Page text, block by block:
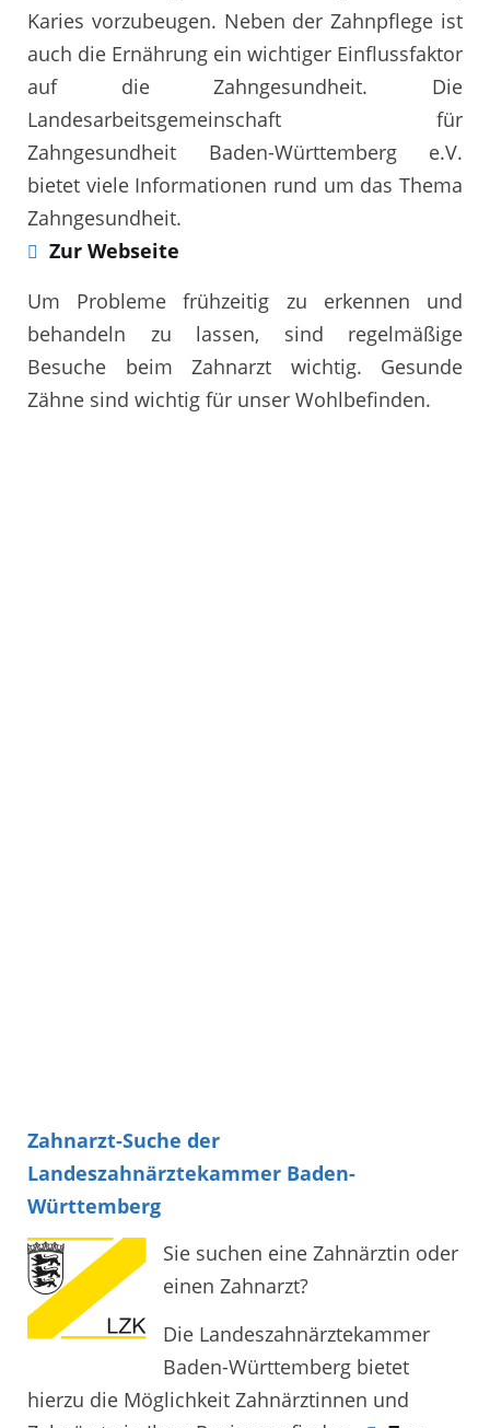
Karies vorzubeugen. Neben der Zahnpflege ist
auch die Ernährung ein wichtiger Einflussfaktor
auf die Zahngesundheit. Die
Landesarbeitsgemeinschaft für
Zahngesundheit Baden-Württemberg e.V.
bietet viele Informationen rund um das Thema
Zahngesundheit.
Zur Webseite
Um Probleme frühzeitig zu erkennen und
behandeln zu lassen, sind regelmäßige
Besuche beim Zahnarzt wichtig. Gesunde
Zähne sind wichtig für unser Wohlbefinden.
Zahnarzt-Suche der
Landeszahnärztekammer Baden-
Württemberg
Sie suchen eine Zahnärztin oder
einen Zahnarzt?
Die Landeszahnärztekammer
Baden-Württemberg bietet
hierzu die Möglichkeit Zahnärztinnen und